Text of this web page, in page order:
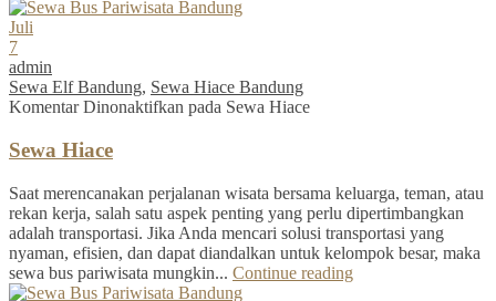
Juli
7
admin
Sewa Elf Bandung, Sewa Hiace Bandung
Komentar Dinonaktifkan pada Sewa Hiace
Sewa Hiace
Saat merencanakan perjalanan wisata bersama keluarga, teman, atau
rekan kerja, salah satu aspek penting yang perlu dipertimbangkan
adalah transportasi. Jika Anda mencari solusi transportasi yang
nyaman, efisien, dan dapat diandalkan untuk kelompok besar, maka
sewa bus pariwisata mungkin... Continue reading